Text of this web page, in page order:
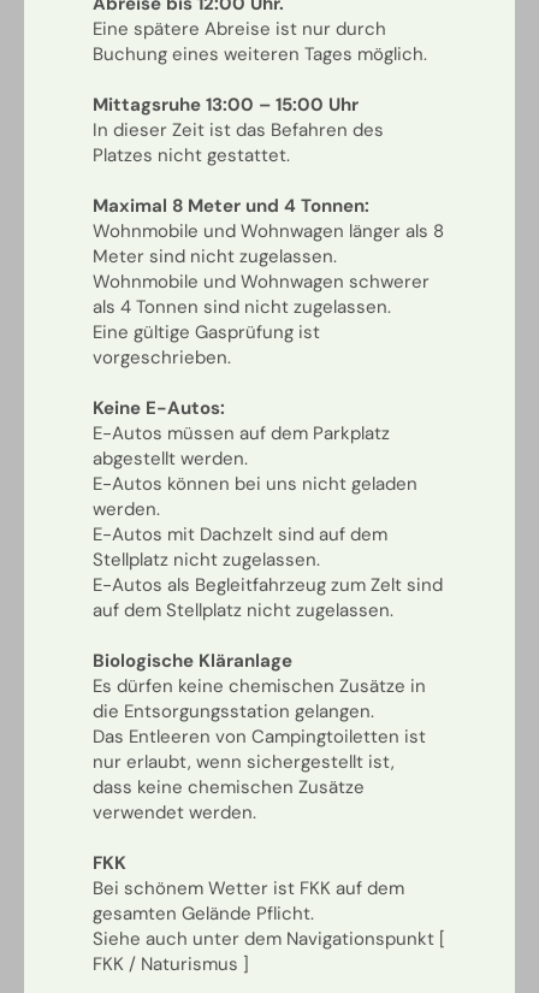
Eine spätere Abreise ist nur durch
Buchung eines weiteren Tages möglich.
Mittagsruhe 13:00 – 15:00 Uhr
In dieser Zeit ist das Befahren des
Platzes nicht gestattet.
Maximal 8 Meter und 4 Tonnen:
Wohnmobile und Wohnwagen länger als 8
Meter sind nicht zugelassen.
Wohnmobile und Wohnwagen schwerer
als 4 Tonnen sind nicht zugelassen.
Eine gültige Gasprüfung ist
vorgeschrieben.
Keine E-Autos:
E-Autos müssen auf dem Parkplatz
abgestellt werden.
E-Autos können bei uns nicht geladen
werden.
E-Autos mit Dachzelt sind auf dem
Stellplatz nicht zugelassen.
E-Autos als Begleitfahrzeug zum Zelt sind
auf dem Stellplatz nicht zugelassen.
Biologische Kläranlage
Es dürfen keine chemischen Zusätze in
die Entsorgungsstation gelangen.
Das Entleeren von Campingtoiletten ist
nur erlaubt, wenn sichergestellt ist,
dass keine chemischen Zusätze
verwendet werden.
FKK
Bei schönem Wetter ist FKK auf dem
gesamten Gelände Pflicht.
Siehe auch unter dem Navigationspunkt [
FKK / Naturismus ]